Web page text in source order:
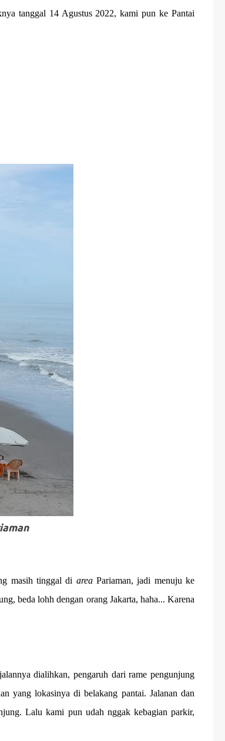
tanggal 14 Agustus 2022, kami pun ke Pantai
masih tinggal di areaPariaman, jadi menuju ke
beda lohh dengan orang Jakarta, haha... Karena
dialihkan, pengaruh dari rame pengunjung
yang lokasinya di belakang pantai. Jalanan dan
Lalu kami pun udah nggak kebagian parkir,